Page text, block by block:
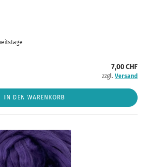
7,00 CHF
zzgl. Versand
IN DEN WARENKORB